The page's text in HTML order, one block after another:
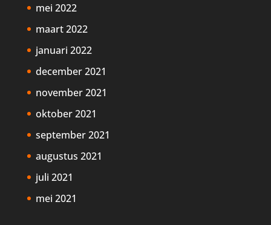
mei 2022
maart 2022
januari 2022
december 2021
november 2021
oktober 2021
september 2021
augustus 2021
juli 2021
mei 2021